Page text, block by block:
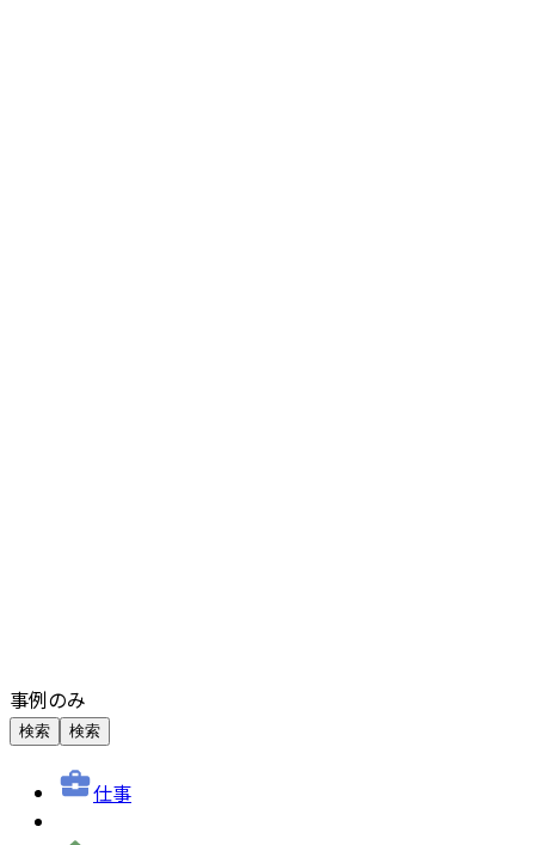
事例のみ
検索 検索
仕事